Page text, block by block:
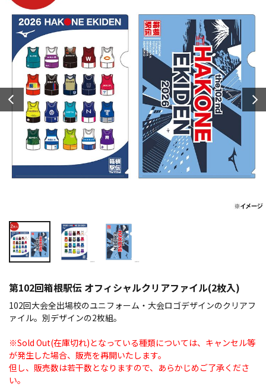
第102回箱根駅伝 オフィシャルクリアファイル(2枚入)
102回大会全出場校のユニフォーム・大会ロゴデザインのクリアフ
ァイル。別デザインの2枚組。
※Sold Out(在庫切れ)となっている種類については、キャンセル等
が発生した場合、販売を再開いたします。
但し、販売数は若干数となりますので、あらかじめご了承くださ
い。